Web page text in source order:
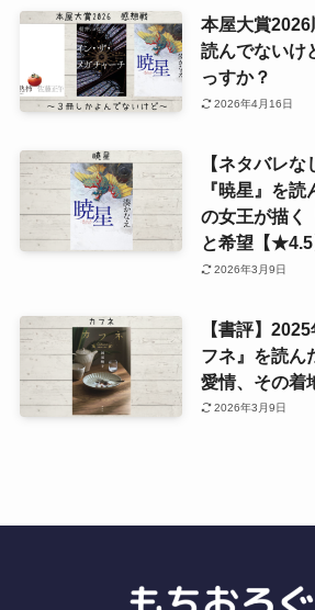
本屋大賞
読んでないけ
っすか？
2026年4月16日
【ネタバレ
『暁星』を
の女王が描く
と希望【★4.5
2026年3月9日
【書評】
フネ』を読ん
愛情、その着
2026年3月9日